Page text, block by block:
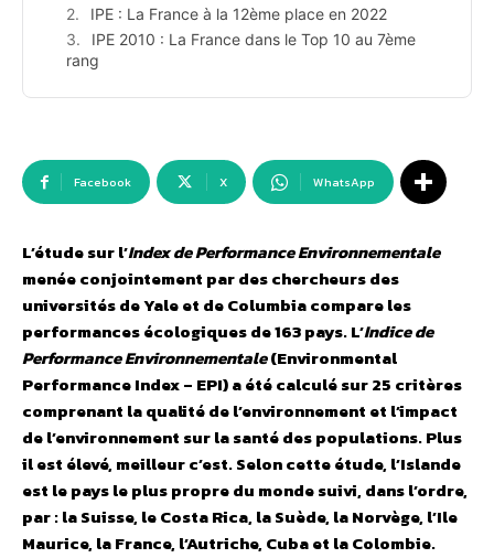
IPE : La France à la 12ème place en 2022
IPE 2010 : La France dans le Top 10 au 7ème
rang
Facebook X WhatsApp
L’étude sur l’Index de Performance Environnementale
menée conjointement par des chercheurs des
universités de Yale et de Columbia compare les
performances écologiques de 163 pays. L’Indice de
Performance Environnementale(Environmental
Performance Index – EPI) a été calculé sur 25 critères
comprenant la qualité de l’environnement et l’impact
de l’environnement sur la santé des populations. Plus
il est élevé, meilleur c’est. Selon cette étude, l’Islande
est le pays le plus propre du monde suivi, dans l’ordre,
par : la Suisse, le Costa Rica, la Suède, la Norvège, l’Ile
Maurice, la France, l’Autriche, Cuba et la Colombie.